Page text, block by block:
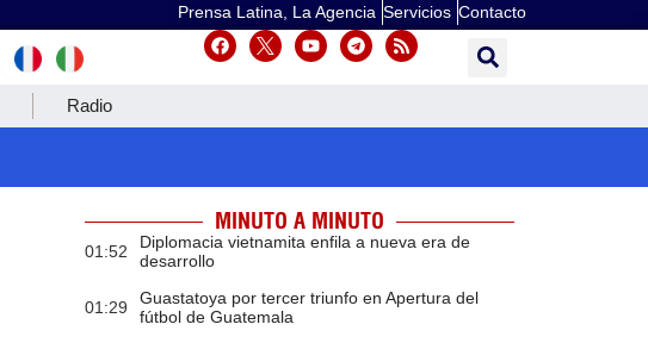
Prensa Latina, La Agencia Servicios Contacto
Radio
MINUTO A MINUTO
01:52
Diplomacia vietnamita enfila a nueva era de
desarrollo
01:29
Guastatoya por tercer triunfo en Apertura del
fútbol de Guatemala